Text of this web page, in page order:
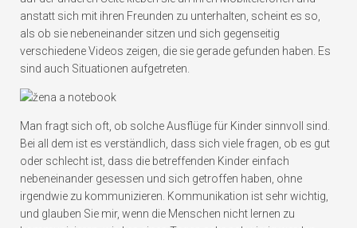
anstatt sich mit ihren Freunden zu unterhalten, scheint es so,
als ob sie nebeneinander sitzen und sich gegenseitig
verschiedene Videos zeigen, die sie gerade gefunden haben. Es
sind auch Situationen aufgetreten
Man fragt sich oft, ob solche Ausflüge für Kinder sinnvoll sind.
Bei all dem ist es verständlich, dass sich viele fragen, ob es gut
oder schlecht ist, dass die betreffenden Kinder einfach
nebeneinander gesessen und sich getroffen haben, ohne
irgendwie zu kommunizieren. Kommunikation ist sehr wichtig,
und glauben Sie mir, wenn die Menschen nicht lernen zu